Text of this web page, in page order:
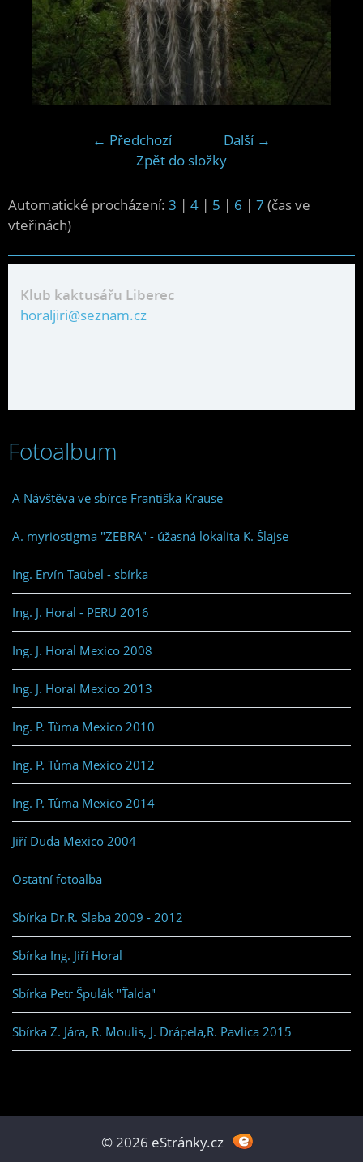
← Předchozí
Další →
Zpět do složky
Automatické procházení: 3 | 4 | 5 | 6 | 7 (čas ve
vteřinách)
Klub kaktusářu Liberec
horaljiri@seznam.cz
Fotoalbum
A Návštěva ve sbírce Františka Krause
A. myriostigma "ZEBRA" - úžasná lokalita K. Šlajse
Ing. Ervín Taübel - sbírka
Ing. J. Horal - PERU 2016
Ing. J. Horal Mexico 2008
Ing. J. Horal Mexico 2013
Ing. P. Tůma Mexico 2010
Ing. P. Tůma Mexico 2012
Ing. P. Tůma Mexico 2014
Jiří Duda Mexico 2004
Ostatní fotoalba
Sbírka Dr.R. Slaba 2009 - 2012
Sbírka Ing. Jiří Horal
Sbírka Petr Špulák "Ťalda"
Sbírka Z. Jára, R. Moulis, J. Drápela,R. Pavlica 2015
© 2026 eStránky.cz